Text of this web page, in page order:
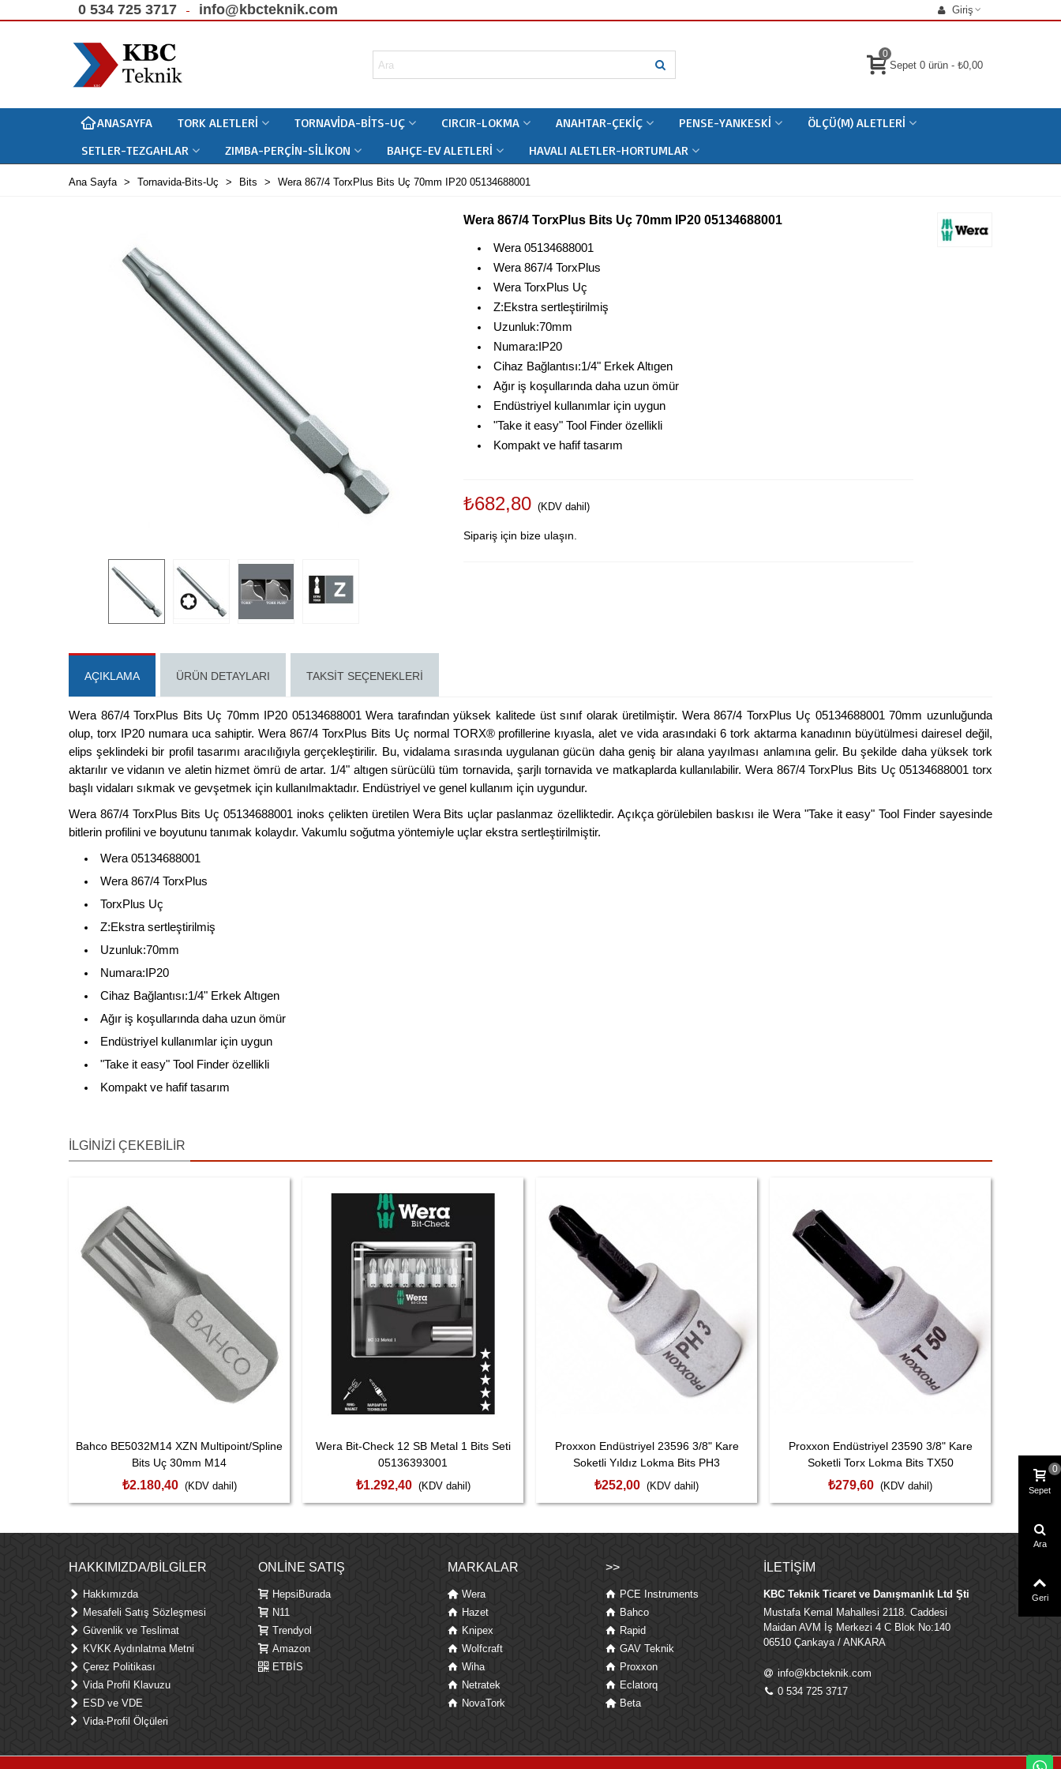
0 534 725 3717 info@kbcteknik.com Giriş
0
Sepet 0 ürün - ₺0,00
ANASAYFA TORK ALETLERI TORNAVIDA-BITS-UÇ CIRCIR-LOKMA ANAHTAR-ÇEKIÇ PENSE-YANKESKI
ÖLÇÜ(M) ALETLERI
SETLER-TEZGAHLAR
ZIMBA-PERÇIN-SILIKON BAHÇE-EV ALETLERI HAVALI ALETLER-HORTUMLAR
Ana Sayfa > Tornavida-Bits-Uç > Bits > Wera 867/4 TorxPlus Bits Uç 70mm IP20 05134688001
Wera 867/4 TorxPlus Bits Uç 70mm IP20 05134688001
Wera 05134688001
Wera 867/4 TorxPlus
Wera TorxPlus Uç
Z:Ekstra sertleştirilmiş
Uzunluk:70mm
Numara:IP20
Cihaz Bağlantısı:1/4" Erkek Altıgen
Ağır iş koşullarında daha uzun ömür
Endüstriyel kullanımlar için uygun
"Take it easy" Tool Finder özellikli
Kompakt ve hafif tasarım
₺682,80 (KDV dahil)
Sipariş için bize ulaşın.
AÇIKLAMA ÜRÜN DETAYLARI TAKSIT SEÇENEKLERI
Wera 867/4 TorxPlus Bits Uç 70mm IP20 05134688001 Wera tarafından yüksek kalitede üst sınıf olarak üretilmiştir. Wera 867/4 TorxPlus Uç 05134688001 70mm uzunluğunda
olup, torx IP20 numara uca sahiptir. Wera 867/4 TorxPlus Bits Uç normal TORX® profillerine kıyasla, alet ve vida arasındaki 6 tork aktarma kanadının büyütülmesi dairesel değil,
elips şeklindeki bir profil tasarımı aracılığıyla gerçekleştirilir. Bu, vidalama sırasında uygulanan gücün daha geniş bir alana yayılması anlamına gelir. Bu şekilde daha yüksek tork
aktarılır ve vidanın ve aletin hizmet ömrü de artar. 1/4" altıgen sürücülü tüm tornavida, şarjlı tornavida ve matkaplarda kullanılabilir. Wera 867/4 TorxPlus Bits Uç 05134688001 torx
başlı vidaları sıkmak ve gevşetmek için kullanılmaktadır. Endüstriyel ve genel kullanım için uygundur.
Wera 867/4 TorxPlus Bits Uç 05134688001 inoks çelikten üretilen Wera Bits uçlar paslanmaz özelliktedir. Açıkça görülebilen baskısı ile Wera "Take it easy" Tool Finder sayesinde
bitlerin profilini ve boyutunu tanımak kolaydır. Vakumlu soğutma yöntemiyle uçlar ekstra sertleştirilmiştir.
Wera 05134688001
Wera 867/4 TorxPlus
TorxPlus Uç
Z:Ekstra sertleştirilmiş
Uzunluk:70mm
Numara:IP20
Cihaz Bağlantısı:1/4" Erkek Altıgen
Ağır iş koşullarında daha uzun ömür
Endüstriyel kullanımlar için uygun
"Take it easy" Tool Finder özellikli
Kompakt ve hafif tasarım
İLGINIZI ÇEKEBILIR
Bahco BE5032M14 XZN Multipoint/Spline
Bits Uç 30mm M14
₺2.180,40 (KDV dahil)
Wera Bit-Check 12 SB Metal 1 Bits Seti
05136393001
₺1.292,40 (KDV dahil)
Proxxon Endüstriyel 23596 3/8" Kare
Soketli Yıldız Lokma Bits PH3
₺252,00 (KDV dahil)
Proxxon Endüstriyel 23590 3/8" Kare
Soketli Torx Lokma Bits TX50
₺279,60 (KDV dahil)
HAKKIMIZDA/BILGILER
Hakkımızda
Mesafeli Satış Sözleşmesi
Güvenlik ve Teslimat
KVKK Aydınlatma Metni
Çerez Politikası
Vida Profil Klavuzu
ESD ve VDE
Vida-Profil Ölçüleri
ONLINE SATIŞ
HepsiBurada
N11
Trendyol
Amazon
ETBİS
MARKALAR
Wera
Hazet
Knipex
Wolfcraft
Wiha
Netratek
NovaTork
>>
PCE Instruments
Bahco
Rapid
GAV Teknik
Proxxon
Eclatorq
Beta
İLETIŞIM
KBC Teknik Ticaret ve Danışmanlık Ltd Şti
Mustafa Kemal Mahallesi 2118. Caddesi
Maidan AVM İş Merkezi 4 C Blok No:140
06510 Çankaya / ANKARA
info@kbcteknik.com
0 534 725 3717
Sepet
0
Ara
Geri